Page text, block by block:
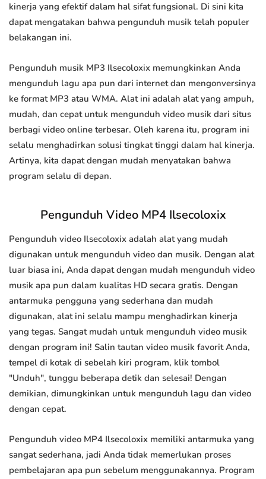
kinerja yang efektif dalam hal sifat fungsional. Di sini kita
dapat mengatakan bahwa pengunduh musik telah populer
belakangan ini.
Pengunduh musik MP3 Ilsecoloxix memungkinkan Anda
mengunduh lagu apa pun dari internet dan mengonversinya
ke format MP3 atau WMA. Alat ini adalah alat yang ampuh,
mudah, dan cepat untuk mengunduh video musik dari situs
berbagi video online terbesar. Oleh karena itu, program ini
selalu menghadirkan solusi tingkat tinggi dalam hal kinerja.
Artinya, kita dapat dengan mudah menyatakan bahwa
program selalu di depan.
Pengunduh Video MP4 Ilsecoloxix
Pengunduh video Ilsecoloxix adalah alat yang mudah
digunakan untuk mengunduh video dan musik. Dengan alat
luar biasa ini, Anda dapat dengan mudah mengunduh video
musik apa pun dalam kualitas HD secara gratis. Dengan
antarmuka pengguna yang sederhana dan mudah
digunakan, alat ini selalu mampu menghadirkan kinerja
yang tegas. Sangat mudah untuk mengunduh video musik
dengan program ini! Salin tautan video musik favorit Anda,
tempel di kotak di sebelah kiri program, klik tombol
"Unduh", tunggu beberapa detik dan selesai! Dengan
demikian, dimungkinkan untuk mengunduh lagu dan video
dengan cepat.
Pengunduh video MP4 Ilsecoloxix memiliki antarmuka yang
sangat sederhana, jadi Anda tidak memerlukan proses
pembelajaran apa pun sebelum menggunakannya. Program